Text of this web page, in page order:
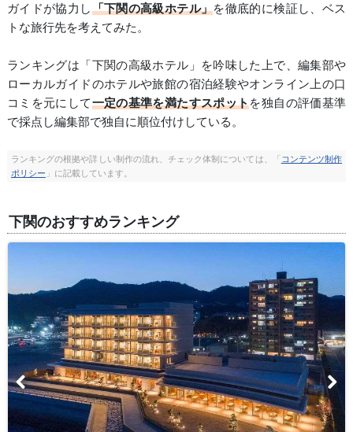
ガイドが協力し「下関の高級ホテル」を徹底的に検証し、ベス
トな旅行先を考えてみた。
ランキングは「下関の高級ホテル」を吟味した上で、編集部や
ローカルガイドのホテルや旅館の宿泊経験やオンライン上の口
コミを元にして一定の基準を満たすスポットを独自の評価基準
で採点し編集部で独自に順位付けしている。
ランキングの根拠や詳しい制作の流れ、チェック体制については、「 コンテンツ制作
ポリシー 」に記載しています。
下関のおすすめランキング